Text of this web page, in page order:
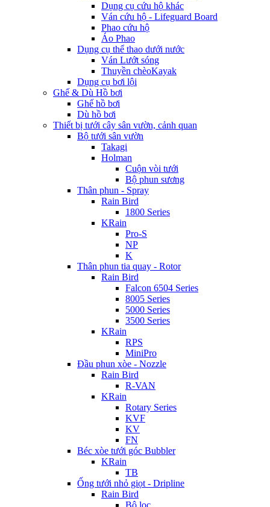
Dụng cụ cứu hộ khác
Ván cứu hộ - Lifeguard Board
Phao cứu hộ
Áo Phao
Dụng cụ thể thao dưới nước
Ván Lướt sóng
Thuyền chèoKayak
Dụng cụ bơi lội
Ghế & Dù Hồ bơi
Ghế hồ bơi
Dù hồ bơi
Thiết bị tưới cây sân vườn, cảnh quan
Bộ tưới sân vườn
Takagi
Holman
Cuộn vòi tưới
Bộ phun sương
Thân phun - Spray
Rain Bird
1800 Series
KRain
Pro-S
NP
K
Thân phun tia quay - Rotor
Rain Bird
Falcon 6504 Series
8005 Series
5000 Series
3500 Series
KRain
RPS
MiniPro
Đầu phun xòe - Nozzle
Rain Bird
R-VAN
KRain
Rotary Series
KVF
KV
FN
Béc xòe tưới góc Bubbler
KRain
TB
Ống tưới nhỏ giọt - Dripline
Rain Bird
Bộ lọc